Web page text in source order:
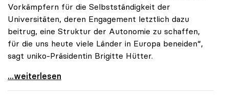
Vorkämpfern für die Selbstständigkeit der
Universitäten, deren Engagement letztlich dazu
beitrug, eine Struktur der Autonomie zu schaffen,
für die uns heute viele Länder in Europa beneiden“,
sagt uniko-Präsidentin Brigitte Hütter.
uniko trauert um ehemaligen Präsidenten Peter
...weiterlesen